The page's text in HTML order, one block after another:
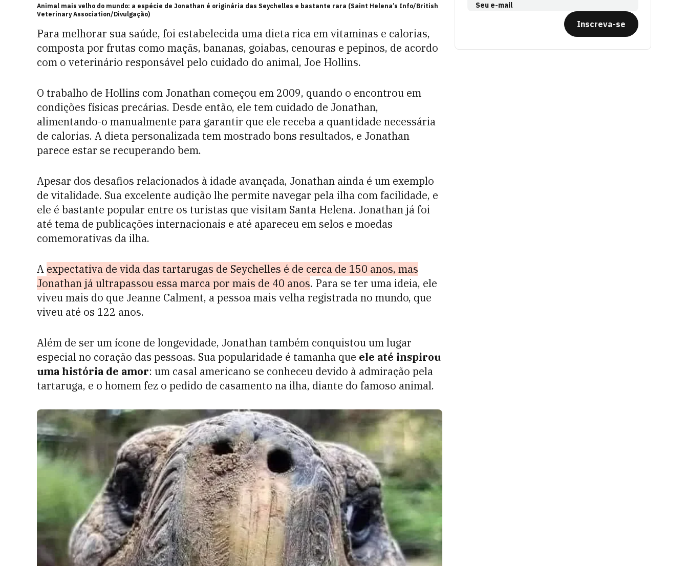
Animal mais velho do mundo: a espécie de Jonathan é originária das Seychelles e bastante rara (Saint Helena’s Info/British
Veterinary Association/Divulgação)
Para melhorar sua saúde, foi estabelecida uma dieta rica em vitaminas e calorias,
composta por frutas como maçãs, bananas, goiabas, cenouras e pepinos, de acordo
com o veterinário responsável pelo cuidado do animal, Joe Hollins.
O trabalho de Hollins com Jonathan começou em 2009, quando o encontrou em
condições físicas precárias. Desde então, ele tem cuidado de Jonathan,
alimentando-o manualmente para garantir que ele receba a quantidade necessária
de calorias. A dieta personalizada tem mostrado bons resultados, e Jonathan
parece estar se recuperando bem.
Apesar dos desafios relacionados à idade avançada, Jonathan ainda é um exemplo
de vitalidade. Sua excelente audição lhe permite navegar pela ilha com facilidade, e
ele é bastante popular entre os turistas que visitam Santa Helena. Jonathan já foi
até tema de publicações internacionais e até apareceu em selos e moedas
comemorativas da ilha.
A expectativa de vida das tartarugas de Seychelles é de cerca de 150 anos, mas
Jonathan já ultrapassou essa marca por mais de 40 anos. Para se ter uma ideia, ele
viveu mais do que Jeanne Calment, a pessoa mais velha registrada no mundo, que
viveu até os 122 anos.
Além de ser um ícone de longevidade, Jonathan também conquistou um lugar
especial no coração das pessoas. Sua popularidade é tamanha que ele até inspirou
uma história de amor: um casal americano se conheceu devido à admiração pela
tartaruga, e o homem fez o pedido de casamento na ilha, diante do famoso animal.
Seu e-mail
Inscreva-se